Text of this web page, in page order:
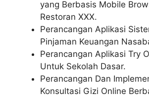
yang Berbasis Mobile
Restoran XXX.
Perancangan Aplikasi
Pinjaman Keuangan
Perancangan Aplikasi Try
Untuk Sekolah Dasar.
Perancangan Dan
Konsultasi Gizi Online